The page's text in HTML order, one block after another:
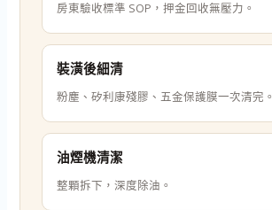
房東驗收標準 SOP，押金回收無壓力。
裝潢後細清
粉塵、矽利康殘膠、五金保護膜一次清完。
油煙機清潔
整顆拆下，深度除油。